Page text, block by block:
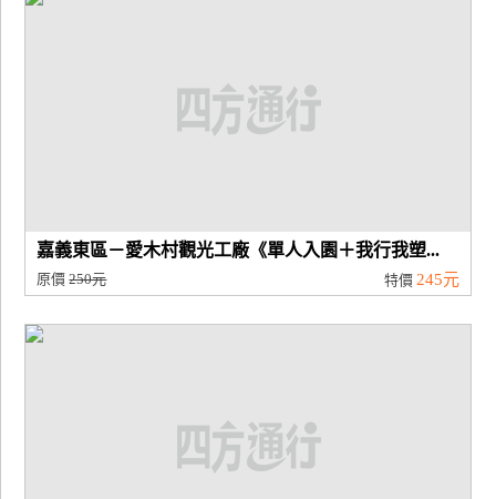
傳
嘉義東區－愛木村觀光工廠《單人入園＋我行我塑...
原價250元 特價 245元